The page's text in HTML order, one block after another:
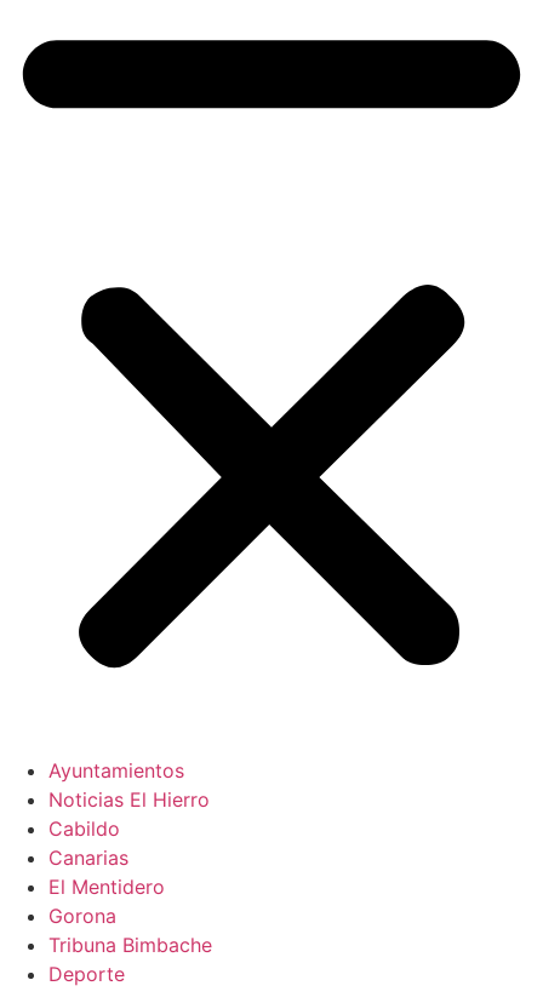
Ayuntamientos
Noticias El Hierro
Cabildo
Canarias
El Mentidero
Gorona
Tribuna Bimbache
Deporte